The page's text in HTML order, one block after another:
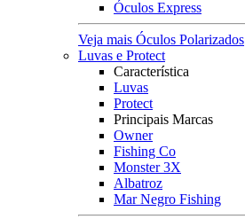
Óculos Express
Veja mais Óculos Polarizados
Luvas e Protect
Característica
Luvas
Protect
Principais Marcas
Owner
Fishing Co
Monster 3X
Albatroz
Mar Negro Fishing